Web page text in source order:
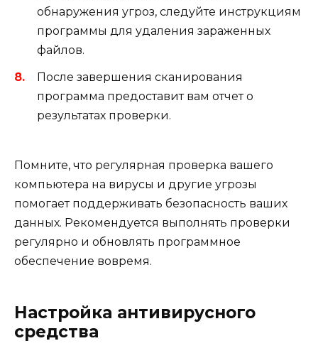
обнаружения угроз, следуйте инструкциям
программы для удаления зараженных
файлов.
После завершения сканирования
программа предоставит вам отчет о
результатах проверки.
Помните, что регулярная проверка вашего
компьютера на вирусы и другие угрозы
помогает поддерживать безопасность ваших
данных. Рекомендуется выполнять проверки
регулярно и обновлять программное
обеспечение вовремя.
Настройка антивирусного
средства